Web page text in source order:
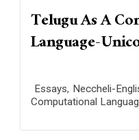
Telugu As A
Language-
Essays, Neccheli-
Computational